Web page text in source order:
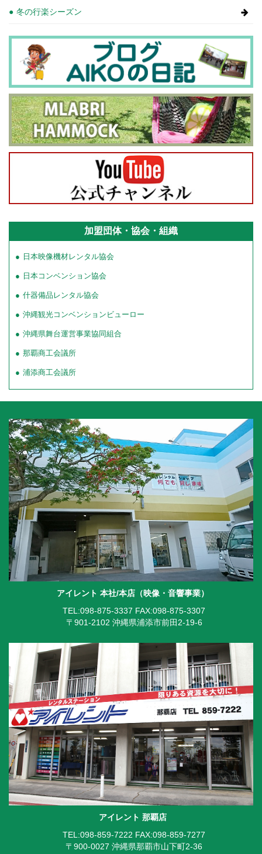
冬の行楽シーズン
加盟団体・協会・組織
日本映像機材レンタル協会
日本コンベンション協会
什器備品レンタル協会
沖縄観光コンベンションビューロー
沖縄県舞台運営事業協同組合
那覇商工会議所
浦添商工会議所
アイレント 本社/本店（映像・音響事業）
TEL:098-875-3337 FAX:098-875-3307
〒901-2102 沖縄県浦添市前田2-19-6
アイレント 那覇店
TEL:098-859-7222 FAX:098-859-7277
〒900-0027 沖縄県那覇市山下町2-36